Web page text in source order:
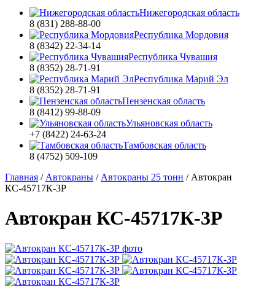
Нижегородская область
8 (831) 288-88-00
Республика Мордовия
8 (8342) 22-34-14
Республика Чувашия
8 (8352) 28-71-91
Республика Марий Эл
8 (8352) 28-71-91
Пензенская область
8 (8412) 99-88-09
Ульяновская область
+7 (8422) 24-63-24
Тамбовская область
8 (4752) 509-109
Главная / Автокраны / Автокраны 25 тонн / Автокран
КС-45717К-3Р
Автокран КС-45717К-3Р